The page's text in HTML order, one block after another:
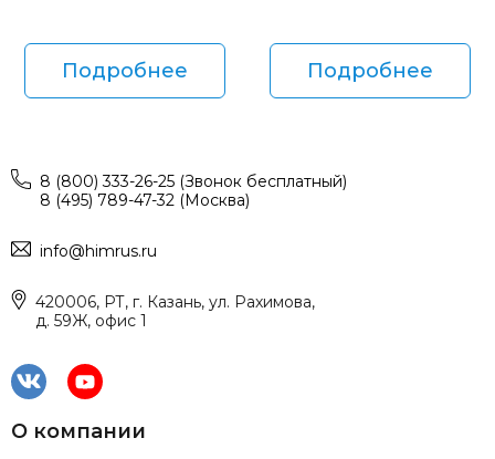
Подробнее Подробнее
8 (800) 333-26-25 (Звонок бесплатный)
8 (495) 789-47-32 (Москва)
info@himrus.ru
420006, РТ, г. Казань, ул. Рахимова,
д. 59Ж, офис 1
О компании